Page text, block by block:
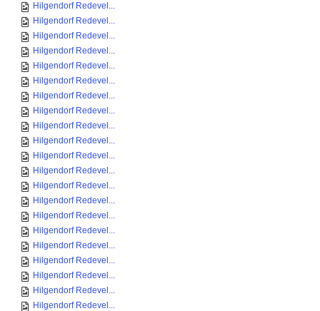
Hilgendorf Redevel...
Hilgendorf Redevel...
Hilgendorf Redevel...
Hilgendorf Redevel...
Hilgendorf Redevel...
Hilgendorf Redevel...
Hilgendorf Redevel...
Hilgendorf Redevel...
Hilgendorf Redevel...
Hilgendorf Redevel...
Hilgendorf Redevel...
Hilgendorf Redevel...
Hilgendorf Redevel...
Hilgendorf Redevel...
Hilgendorf Redevel...
Hilgendorf Redevel...
Hilgendorf Redevel...
Hilgendorf Redevel...
Hilgendorf Redevel...
Hilgendorf Redevel...
Hilgendorf Redevel...